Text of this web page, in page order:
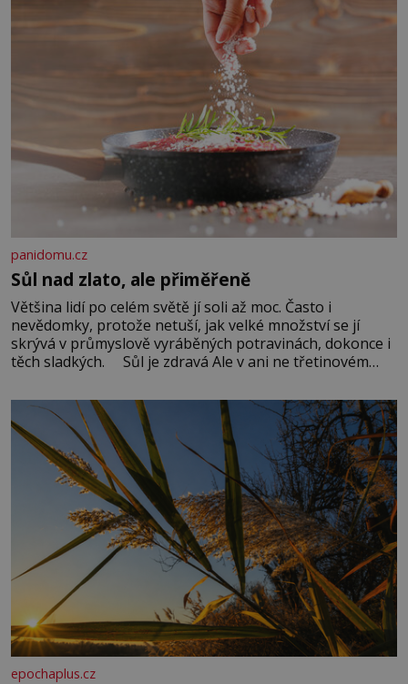
panidomu.cz
Sůl nad zlato, ale přiměřeně
Většina lidí po celém světě jí soli až moc. Často i
nevědomky, protože netuší, jak velké množství se jí
skrývá v průmyslově vyráběných potravinách, dokonce i
těch sladkých. Sůl je zdravá Ale v ani ne třetinovém
základní složky– sodík a chlór – jsou zásadní pro
správné hospodaření
epochaplus.cz